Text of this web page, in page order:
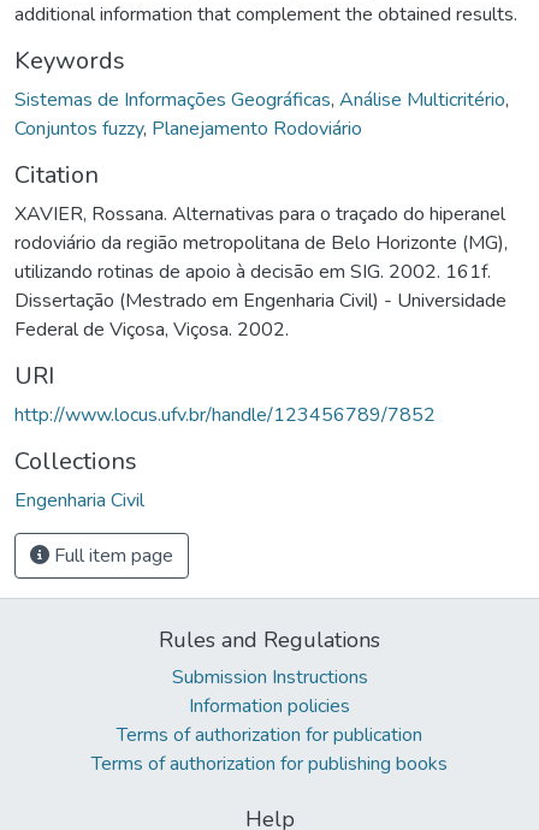
additional information that complement the obtained results.
Keywords
Sistemas de Informações Geográficas, Análise Multicritério,
Conjuntos fuzzy, Planejamento Rodoviário
Citation
XAVIER, Rossana. Alternativas para o traçado do hiperanel
rodoviário da região metropolitana de Belo Horizonte (MG),
utilizando rotinas de apoio à decisão em SIG. 2002. 161f.
Dissertação (Mestrado em Engenharia Civil) - Universidade
Federal de Viçosa, Viçosa. 2002.
URI
http://www.locus.ufv.br/handle/123456789/7852
Collections
Engenharia Civil
Full item page
Rules and Regulations
Submission Instructions
Information policies
Terms of authorization for publication
Terms of authorization for publishing books
Help